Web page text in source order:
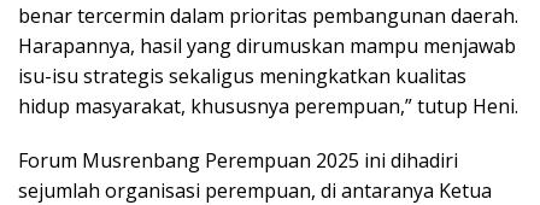
benar tercermin dalam prioritas pembangunan daerah.
Harapannya, hasil yang dirumuskan mampu menjawab
isu-isu strategis sekaligus meningkatkan kualitas
hidup masyarakat, khususnya perempuan,” tutup Heni.
Forum Musrenbang Perempuan 2025 ini dihadiri
sejumlah organisasi perempuan, di antaranya Ketua